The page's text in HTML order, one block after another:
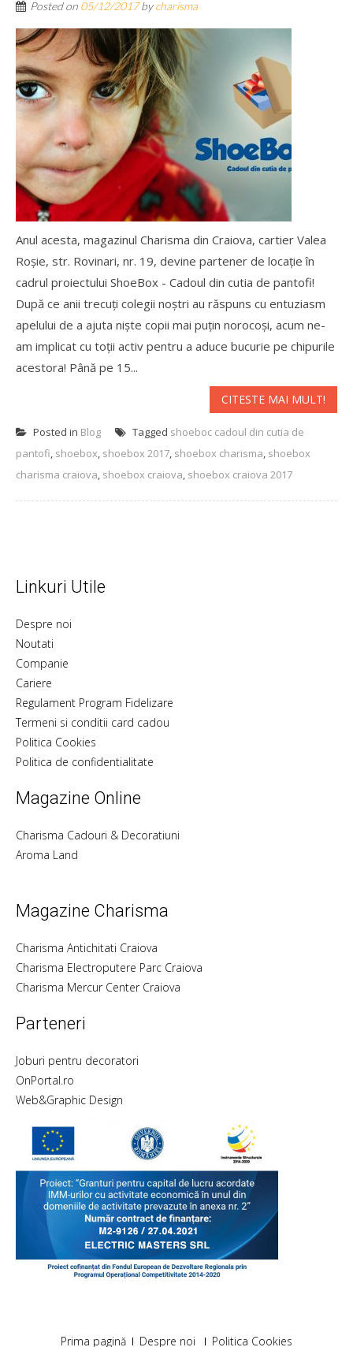
Posted on 05/12/2017bycharisma
Anul acesta, magazinul Charisma din Craiova, cartier Valea
Roșie, str. Rovinari, nr. 19, devine partener de locație în
cadrul proiectului ShoeBox - Cadoul din cutia de pantofi!
După ce anii trecuți colegii noștri au răspuns cu entuziasm
apelului de a ajuta niște copii mai puțin norocoși, acum ne-
am implicat cu toții activ pentru a aduce bucurie pe chipurile
acestora! Până pe 15...
CITESTE MAI MULT!
Posted in Blog Tagged shoeboc cadoul din cutia de
pantofi, shoebox, shoebox 2017, shoebox charisma, shoebox
charisma craiova, shoebox craiova, shoebox craiova 2017
Linkuri Utile
Despre noi
Noutati
Companie
Cariere
Regulament Program Fidelizare
Termeni si conditii card cadou
Politica Cookies
Politica de confidentialitate
Magazine Online
Charisma Cadouri & Decoratiuni
Aroma Land
Magazine Charisma
Charisma Antichitati Craiova
Charisma Electroputere Parc Craiova
Charisma Mercur Center Craiova
Parteneri
Joburi pentru decoratori
OnPortal.ro
Web&Graphic Design
Prima pagină Despre noi Politica Cookies